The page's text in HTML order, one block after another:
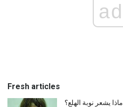
ad
Fresh articles
ماذا يشعر نوبة الهلع؟